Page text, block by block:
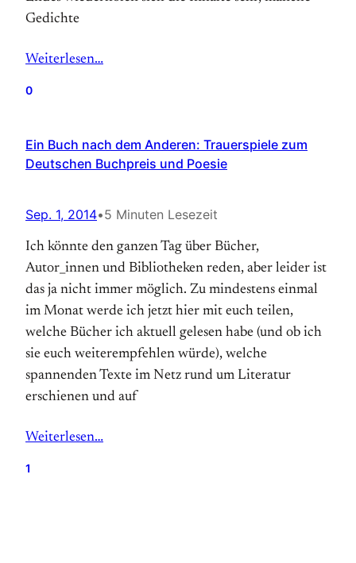
Gedichte
Weiterlesen…
0
Ein Buch nach dem Anderen: Trauerspiele zum
Deutschen Buchpreis und Poesie
Sep. 1, 2014•5 Minuten Lesezeit
Ich könnte den ganzen Tag über Bücher,
Autor_innen und Bibliotheken reden, aber leider ist
das ja nicht immer möglich. Zu mindestens einmal
im Monat werde ich jetzt hier mit euch teilen,
welche Bücher ich aktuell gelesen habe (und ob ich
sie euch weiterempfehlen würde), welche
spannenden Texte im Netz rund um Literatur
erschienen und auf
Weiterlesen…
1